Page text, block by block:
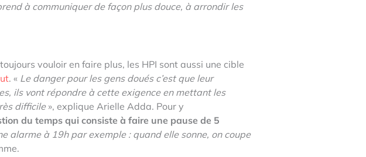
à communiquer de façon plus douce, à arrondir les
vouloir en faire plus, les HPI sont aussi une cible
. « Le danger pour les gens doués c’est que leur
ils vont répondre à cette exigence en mettant les
difficile», explique Arielle Adda. Pour y
du temps qui consiste à faire une pause de 5
alarme à 19h par exemple : quand elle sonne, on coupe